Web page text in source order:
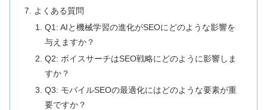
よくある質問
Q1: AIと機械学習の進化がSEOにどのような影響を
与えますか？
Q2: ボイスサーチはSEO戦略にどのように影響しま
すか？
Q3: モバイルSEOの最適化にはどのような要素が重
要ですか？